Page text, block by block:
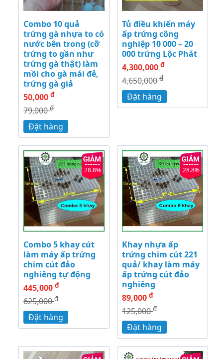
Combo 10 quả
trứng gà nhựa to có
nước bên trong (cỡ
trứng to gần như
trứng gà thật) làm
mồi cho gà mái đẻ,
trứng gà giả
50,000 đ
79,000đ
Đặt hàng
Tủ điều khiển máy
ấp trứng công
nghiệp 10 000 – 20
000 trứng Lộc Phát
4,300,000 đ
4,650,000đ
Đặt hàng
28.8%
Combo 5 khay cút
làm máy ấp trứng
chim cút đảo
nghiêng tự động
445,000 đ
625,000đ
Đặt hàng
28.8%
Khay nhựa ấp
trứng chim cút 221
quả/ khay làm máy
ấp trứng cút đảo
nghiêng
89,000 đ
125,000đ
Đặt hàng